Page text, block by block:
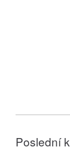
Poslední